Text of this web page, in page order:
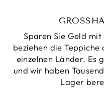
Sparen Sie Geld
beziehen die
einzelnen Länder. Es
und wir haben
Lager